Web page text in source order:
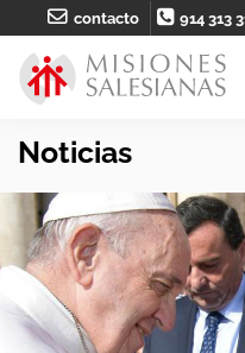
contacto 914 313
Noticias